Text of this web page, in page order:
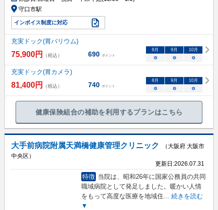
守口市駅
インボイス制度に対応
充実ドック(胃バリウム)
75,900円 （税込） 690 ポイント
8月 9月 10月
○ ○ ○
充実ドック(胃カメラ)
81,400円 （税込） 740 ポイント
8月 9月 10月
○ ○ ○
健康保険組合の補助を利用するプランはこちら
大手前病院附属天満橋健康管理クリニック
（大阪府 大阪市
中央区）
更新日:2026.07.31
特徴 当院は、昭和26年に国家公務員の共同
職域病院として発足しました。暖かい人情
をもって高度な医療を地域住
続きを読む
▼